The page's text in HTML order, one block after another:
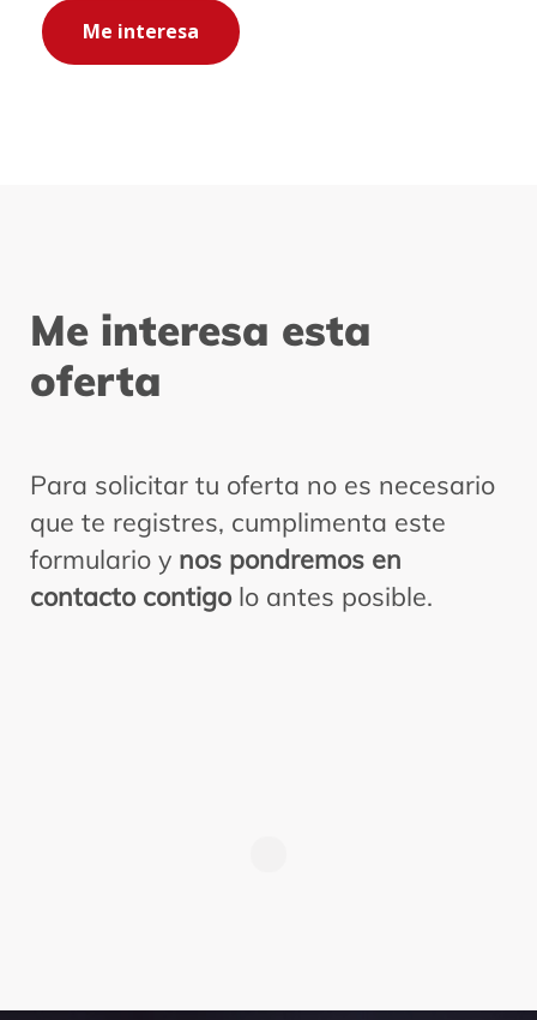
Me interesa
Me interesa esta
oferta
Para solicitar tu oferta no es necesario
que te registres, cumplimenta este
formulario y nos pondremos en
contacto contigolo antes posible.